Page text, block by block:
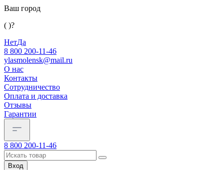
Ваш город
( )?
НетДа
8 800 200-11-46
ylasmolensk@mail.ru
О нас
Контакты
Сотрудничество
Оплата и доставка
Отзывы
Гарантии
8 800 200-11-46
Вход